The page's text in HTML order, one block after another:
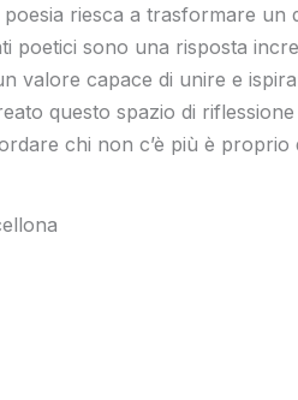
riesca a trasformare
poetici sono una risposta
valore capace di unire e
questo spazio di
chi non c’è più è